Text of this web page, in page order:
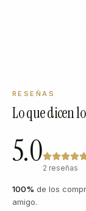
RESEÑAS
Lo que dicen
5.02 reseñas
100% de los
amigo.